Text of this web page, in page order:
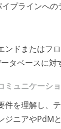
イプラインへ
ンドまたはフ
タベースに対
ミュニケーシ
件を理解し、
ジニアやPdM